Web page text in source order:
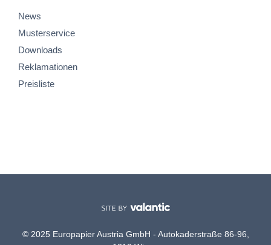
News
Musterservice
Downloads
Reklamationen
Preisliste
© 2025 Europapier Austria GmbH - Autokaderstraße 86-96,